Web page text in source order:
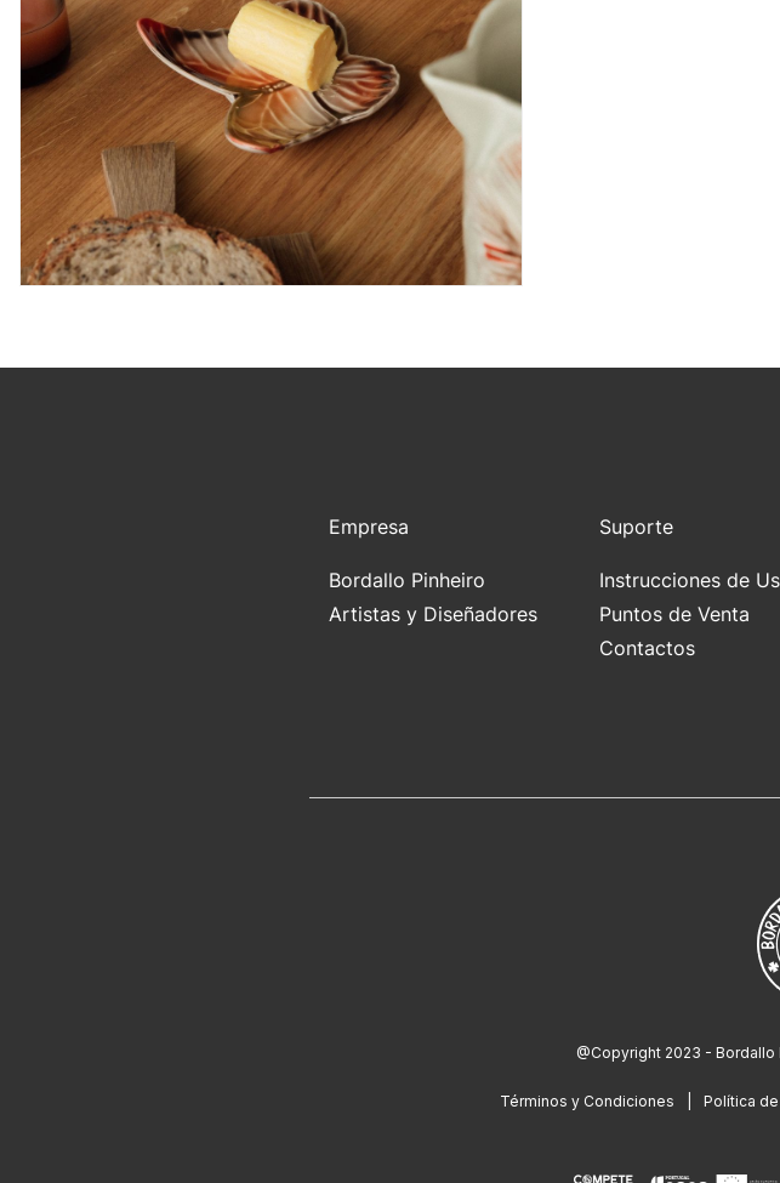
Empresa
Bordallo Pinheiro
Artistas y Diseñadores
Suporte
Instrucciones de
Puntos de Venta
Contactos
@Copyright 2023 -
Términos y Condiciones Política